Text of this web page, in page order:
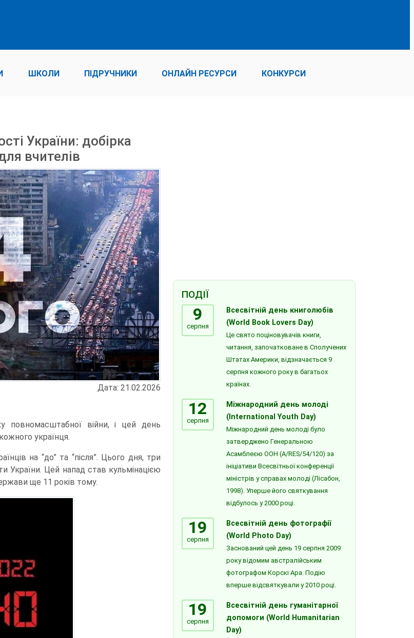
ШКОЛИ ПІДРУЧНИКИ ОНЛАЙН РЕСУРСИ КОНКУРСИ
України: добірка
вчителів
Дата: 21.02.2026
повномасштабної війни, і цей день
українця.
на “до” та “після”. Цього дня, три
України. Цей напад став кульмінацією
ще 11 років тому.
ПОДІЇ
9
серпня
Всесвітній день книголюбів
(World Book Lovers Day)
Це свято поціновувачів книги,
читання, започатковане в Сполучених
Штатах Америки, відзначається 9
серпня кожного року в багатьох
країнах.
12
серпня
Міжнародний день молоді
(International Youth Day)
Міжнародний день молоді було
затверджено Генеральною
Асамблеєю ООН (A/RES/54/120) за
ініціативи Всесвітньої конференції
міністрів у справах молоді (Лісабон,
1998). Уперше його святкування
відбулось у 2000 році.
19
серпня
Всесвітній день фотографії
(World Photo Day)
Заснований цей день 19 серпня 2009
року відомим австралійським
фотографом Корскі Ара. Подію
вперше відсвяткували у 2010 році.
19
серпня
Всесвітній день гуманітарної
допомоги (World Humanitarian
Day)